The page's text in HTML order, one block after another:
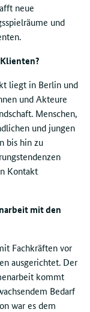
neue
und
liegt in Berlin und
und Akteure
Menschen,
und jungen
bis hin zu
Kontakt
mit den
Fachkräften vor
ausgerichtet. Der
kommt
Bedarf
war es dem